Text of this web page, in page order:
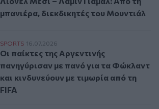
μπανιέρα, διεκδικητές του Μουντιάλ
Οι παίκτες της Αργεντινής πανηγύρισαν
SPORTS 16.07.2026
Οι παίκτες της Αργεντινής
πανηγύρισαν με πανό για τα Φώκλαντ
και κινδυνεύουν με τιμωρία από τη
FIFA